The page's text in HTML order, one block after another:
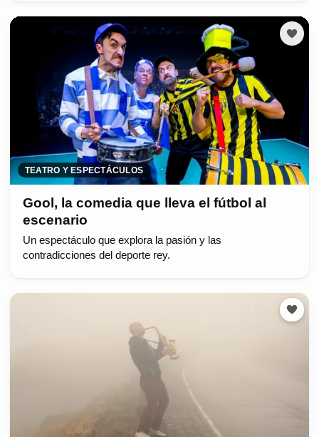
TEATRO Y ESPECTÁCULOS
Gool, la comedia que lleva el fútbol al
escenario
Un espectáculo que explora la pasión y las
contradicciones del deporte rey.